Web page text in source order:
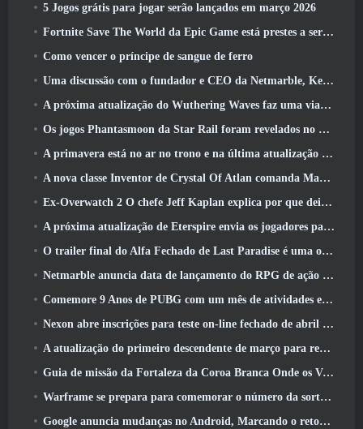
5 Jogos grátis para jogar serão lançados em março 2026
Fortnite Save The World da Epic Game está prestes a ser gratuito para jogar
Como vencer o príncipe de sangue de ferro
Uma discussão com o fundador e CEO da Netmarble, Ken Kim, sobre a MONGIL: Mergulho nas Estrelas
A próxima atualização do Wuthering Waves faz uma viagem ao “lado negro”
Os jogos Phantasmoon da Star Rail foram revelados no 4.1 Programa Especial
A primavera está no ar no trono e na última atualização do Liberty
A nova classe Inventor de Crystal Of Atlan comanda Magitech Mechs em batalha
Ex-Overwatch 2 O chefe Jeff Kaplan explica por que deixou a Blizzard
A próxima atualização de Eterspire envia os jogadores para as minas anãs
O trailer final do Alfa Fechado de Last Paradise é uma obra de arte pequena, mas aterrorizante
Netmarble anuncia data de lançamento do RPG de ação para domar monstros Mongil: Mergulho nas Estrelas
Comemore 9 Anos de PUBG com um mês de atividades especiais
Nexon abre inscrições para teste on-line fechado de abril do MapleStory Classic World
A atualização do primeiro descendente de março para reequilibrar Sharen e também introduzir novo conteúdo
Guia de missão da Fortaleza da Coroa Branca Onde os Ventos Encontram
Warframe se prepara para comemorar o número da sorte 13 Com eventos de aniversário
Google anuncia mudanças no Android, Marcando o retorno do Fortnite à Play Store